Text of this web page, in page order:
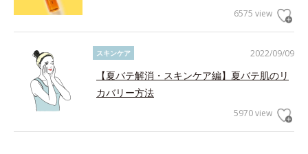
6575 view
2022/09/09
スキンケア
【夏バテ解消・スキンケア編】夏バテ肌のリ
カバリー方法
5970 view